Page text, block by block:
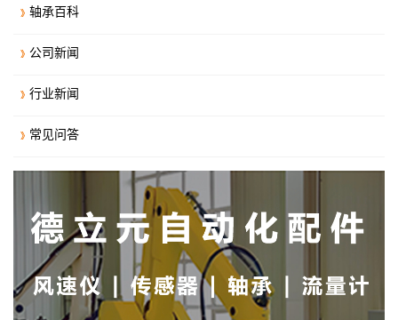
轴承百科
公司新闻
行业新闻
常见问答